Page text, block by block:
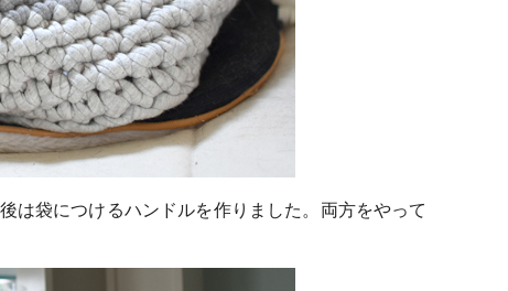
は袋につけるハンドルを作りました。両方をやって